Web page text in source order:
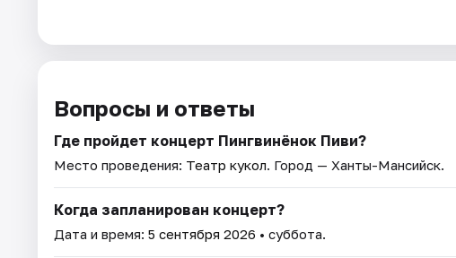
Вопросы и ответы
Где пройдет концерт Пингвинёнок Пиви?
Место проведения: Театр кукол. Город — Ханты-Мансийск.
Когда запланирован концерт?
Дата и время: 5 сентября 2026 • суббота.